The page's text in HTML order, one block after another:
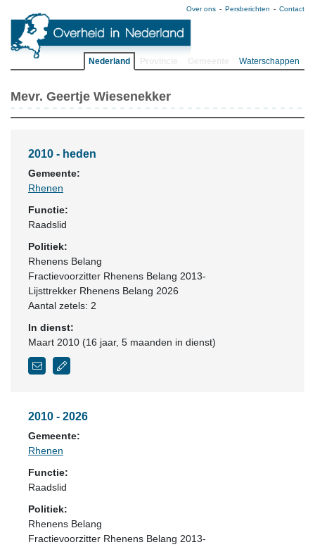
Over ons Persberichten Contact
Nederland Waterschappen
Mevr. Geertje Wiesenekker
2010 - heden
Gemeente:
Rhenen
Functie:
Raadslid
Politiek:
Rhenens Belang
Fractievoorzitter Rhenens Belang 2013-
Lijsttrekker Rhenens Belang 2026
Aantal zetels: 2
In dienst:
Maart 2010 (16 jaar, 5 maanden in dienst)
2010 - 2026
Gemeente:
Rhenen
Functie:
Raadslid
Politiek:
Rhenens Belang
Fractievoorzitter Rhenens Belang 2013-